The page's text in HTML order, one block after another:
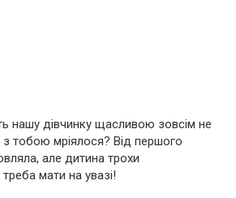
нашу дівчинку щасливою зовсім не
з тобою мріялося? Від першого
але дитина трохи
мати на увазі!